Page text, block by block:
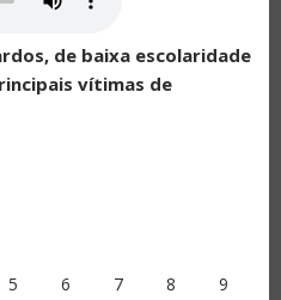
de baixa escolaridade
vítimas de
Page
5 Page
6 Page
7 Page
8 Page
9